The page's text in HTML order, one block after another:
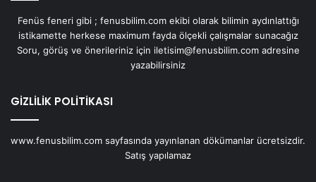
Fenüs feneri gibi ; fenusbilim.com ekibi olarak bilimin aydınlattığı
istikamette herkese maximum fayda ölçekli çalışmalar sunacağız
Soru, görüş ve önerileriniz için iletisim@fenusbilim.com adresine
yazabilirsiniz
GİZLİLİK POLİTİKASI
www.fenusbilim.com sayfasında yayınlanan dökümanlar ücretsizdir.
Satış yapılamaz